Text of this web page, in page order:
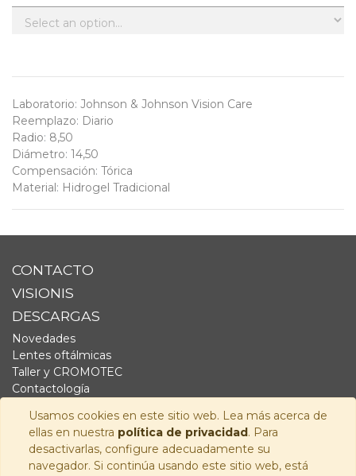
Usamos cookies en este sitio web. Lea más acerca de
ellas en nuestra política de privacidad. Para
desactivarlas, configure adecuadamente su
navegador. Si continúa usando este sitio web, está
Laboratorio: Johnson & Johnson Vision Care
Reemplazo: Diario
Radio: 8,50
Diámetro: 14,50
Compensación: Tórica
Material : Hidrogel Tradicional
CONTACTO
VISIONIS
DESCARGAS
Novedades
Lentes oftálmicas
Taller y CROMOTEC
Contactología
Fornitura
Audiología
SÍGUENOS